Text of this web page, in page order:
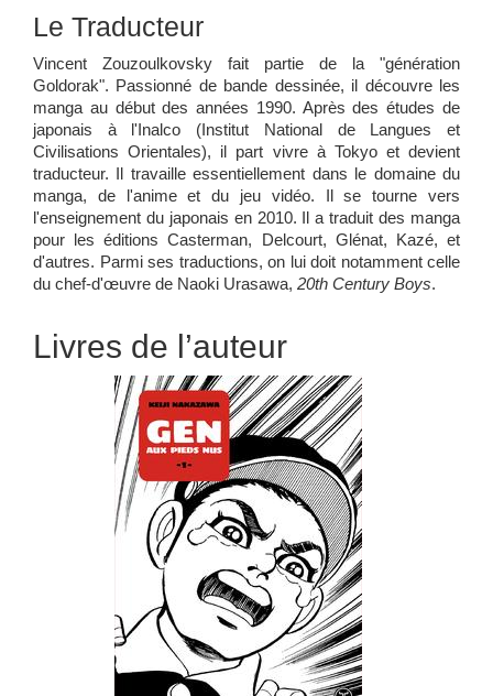
Le Traducteur
Vincent Zouzoulkovsky fait partie de la "génération
Goldorak". Passionné de bande dessinée, il découvre les
manga au début des années 1990. Après des études de
japonais à l'Inalco (Institut National de Langues et
Civilisations Orientales), il part vivre à Tokyo et devient
traducteur. Il travaille essentiellement dans le domaine du
manga, de l'anime et du jeu vidéo. Il se tourne vers
l'enseignement du japonais en 2010. Il a traduit des manga
pour les éditions Casterman, Delcourt, Glénat, Kazé, et
d'autres. Parmi ses traductions, on lui doit notamment celle
du chef-d'œuvre de Naoki Urasawa, 20th Century Boys.
Livres de l’auteur